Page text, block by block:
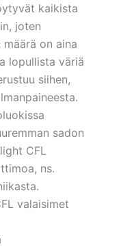
kaikista
joten
on aina
lopullista väriä
siihen,
sadon
CFL
ns.
valaisimet